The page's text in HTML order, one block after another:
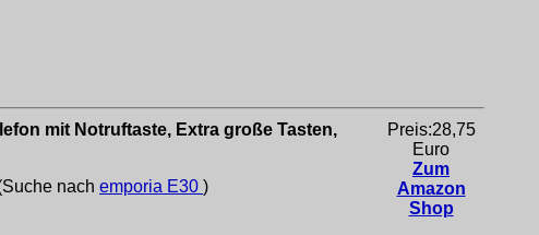
mit Notruftaste, Extra große Tasten,
nach emporia E30 )
Preis:28,75
Euro
Zum
Amazon
Shop